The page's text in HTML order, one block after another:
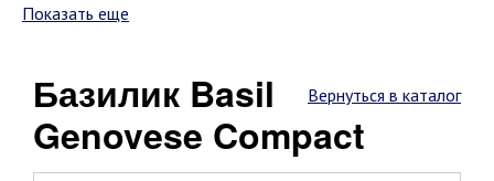
Показать еще
Вернуться в каталог
Базилик Basil
Genovese Compact